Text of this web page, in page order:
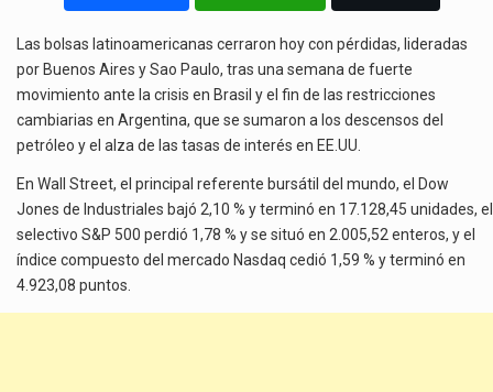
Las bolsas latinoamericanas cerraron hoy con pérdidas, lideradas
por Buenos Aires y Sao Paulo, tras una semana de fuerte
movimiento ante la crisis en Brasil y el fin de las restricciones
cambiarias en Argentina, que se sumaron a los descensos del
petróleo y el alza de las tasas de interés en EE.UU.
En Wall Street, el principal referente bursátil del mundo, el Dow
Jones de Industriales bajó 2,10 % y terminó en 17.128,45 unidades, el
selectivo S&P 500 perdió 1,78 % y se situó en 2.005,52 enteros, y el
índice compuesto del mercado Nasdaq cedió 1,59 % y terminó en
4.923,08 puntos.